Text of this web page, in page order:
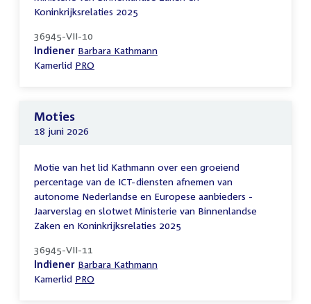
Koninkrijksrelaties 2025
36945-VII-10
Indiener Barbara Kathmann
Kamerlid PRO
Moties
18 juni 2026
Motie van het lid Kathmann over een groeiend
percentage van de ICT-diensten afnemen van
autonome Nederlandse en Europese aanbieders -
Jaarverslag en slotwet Ministerie van Binnenlandse
Zaken en Koninkrijksrelaties 2025
36945-VII-11
Indiener Barbara Kathmann
Kamerlid PRO